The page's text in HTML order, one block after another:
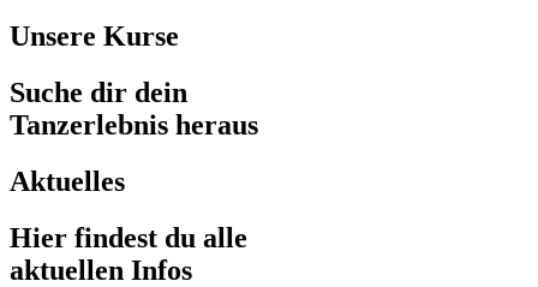
Unsere Kurse
Suche dir dein
Tanzerlebnis heraus
Aktuelles
Hier findest du alle
aktuellen Infos